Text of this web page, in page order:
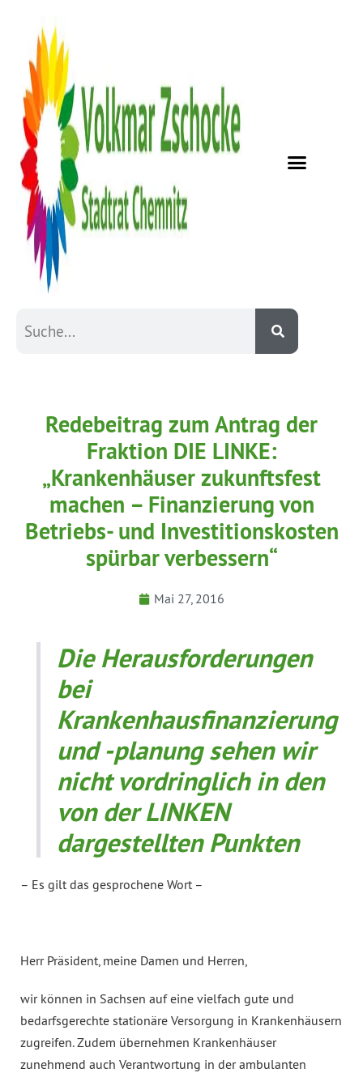
Redebeitrag zum Antrag der
Fraktion DIE LINKE:
„Krankenhäuser zukunftsfest
machen – Finanzierung von
Betriebs- und Investitionskosten
spürbar verbessern“
Mai 27, 2016
Die Herausforderungen
bei
Krankenhausfinanzierung
und -planung sehen wir
nicht vordringlich in den
von der LINKEN
dargestellten Punkten
– Es gilt das gesprochene Wort –
Herr Präsident, meine Damen und Herren,
wir können in Sachsen auf eine vielfach gute und
bedarfsgerechte stationäre Versorgung in Krankenhäusern
zugreifen. Zudem übernehmen Krankenhäuser
zunehmend auch Verantwortung in der ambulanten